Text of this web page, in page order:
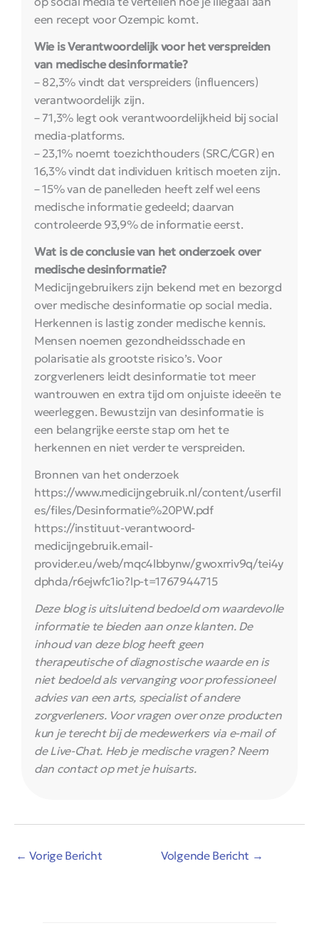
een recept voor Ozempic komt.
Wie is Verantwoordelijk voor het verspreiden
van medische desinformatie?
– 82,3% vindt dat verspreiders (influencers)
verantwoordelijk zijn.
– 71,3% legt ook verantwoordelijkheid bij social
media-platforms.
– 23,1% noemt toezichthouders (SRC/CGR) en
16,3% vindt dat individuen kritisch moeten zijn.
– 15% van de panelleden heeft zelf wel eens
medische informatie gedeeld; daarvan
controleerde 93,9% de informatie eerst.
Wat is de conclusie van het onderzoek over
medische desinformatie?
Medicijngebruikers zijn bekend met en bezorgd
over medische desinformatie op social media.
Herkennen is lastig zonder medische kennis.
Mensen noemen gezondheidsschade en
polarisatie als grootste risico’s. Voor
zorgverleners leidt desinformatie tot meer
wantrouwen en extra tijd om onjuiste ideeën te
weerleggen. Bewustzijn van desinformatie is
een belangrijke eerste stap om het te
herkennen en niet verder te verspreiden.
Bronnen van het onderzoek
https://www.medicijngebruik.nl/content/userfil
es/files/Desinformatie%20PW.pdf
https://instituut-verantwoord-
medicijngebruik.email-
provider.eu/web/mqc4lbbynw/gwoxrriv9q/tei4y
dphda/r6ejwfc1io?lp-t=1767944715
Deze blog is uitsluitend bedoeld om waardevolle
informatie te bieden aan onze klanten. De
inhoud van deze blog heeft geen
therapeutische of diagnostische waarde en is
niet bedoeld als vervanging voor professioneel
advies van een arts, specialist of andere
zorgverleners. Voor vragen over onze producten
kun je terecht bij de medewerkers via e-mail of
de Live-Chat. Heb je medische vragen? Neem
dan contact op met je huisarts.
← Vorige Bericht Volgende Bericht →